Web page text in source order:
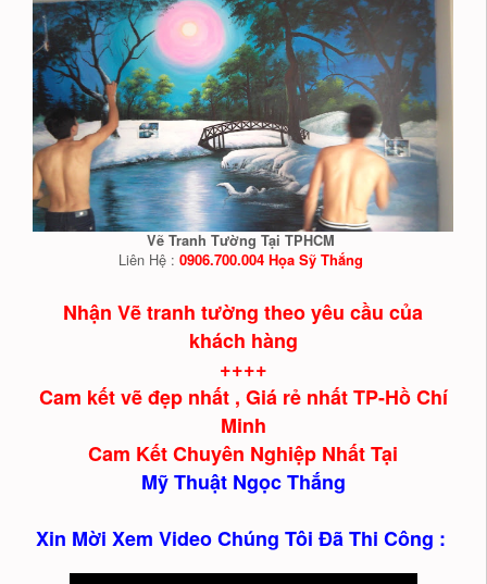
Vẽ Tranh Tường Tại TPHCM
Liên Hệ : 0906.700.004 Họa Sỹ Thắng
Nhận Vẽ tranh tường theo yêu cầu của
khách hàng
++++
Cam kết vẽ đẹp nhất , Giá rẻ nhất TP-Hồ Chí
Minh
Cam Kết Chuyên Nghiệp Nhất Tại
Mỹ Thuật Ngọc Thắng
Xin Mời Xem Video Chúng Tôi Đã Thi Công :